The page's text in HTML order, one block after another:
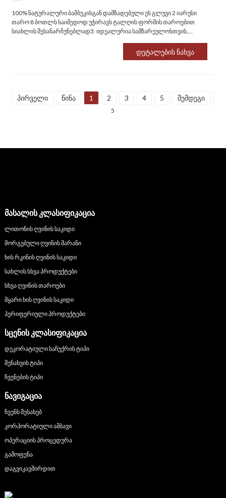
100% ნატურალური ბამბუკისგან დამზადებული ეს გლუვი 2 იარუსი
თარო 8 ბოთლს საიმედოდ უჭირავს ტალღის ფორმის თაროებით
სიახლის შესანარჩუნებლად3. იდეალურია სამზარეულოსთვის,
Დეტალების Ნახვა
პირველი წინა 1 2 3 4 5 შემდეგი
5
ᲛᲐᲡᲐᲚᲘᲡ ᲙᲚᲐᲡᲘᲤᲘᲙᲐᲪᲘᲐ
ლითონის ღვინის საკიდი
მორგებული ღვინის მარანი
ხის რკინის ღვინის საკიდი
სახლის სხვა პროდუქტები
სხვა ღვინის თაროები
მყარი ხის ღვინის საკიდი
პერიფერიული პროდუქტები
ᲡᲪᲔᲜᲘᲡ ᲙᲚᲐᲡᲘᲤᲘᲙᲐᲪᲘᲐ
დეკორატიული საჩუქრის ტიპი
შენახვის ტიპი
ჩვენების ტიპი
ᲜᲐᲕᲘᲒᲐᲪᲘᲐ
ჩვენს შესახებ
კორპორატიული ამბავი
ოპერაციის პროცედურა
გამოფენა
დაგვიკავშირდით